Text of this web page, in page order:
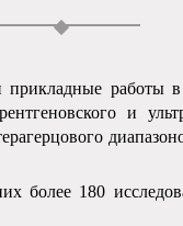
работы
и
более 180